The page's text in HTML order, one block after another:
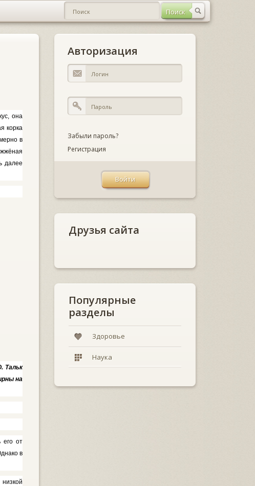
она
кор­ка
в
далее
Тальк
на
его от
в
Авторизация
Забыли пароль?
Регистрация
Друзья сайта
Популярные
разделы
Здоровье
Наука